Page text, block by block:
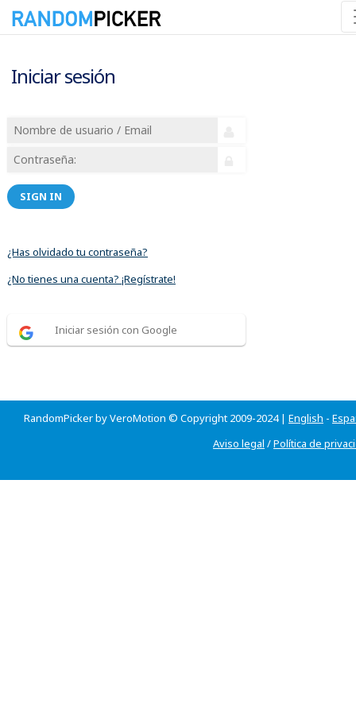
Iniciar sesión
SIGN IN
¿Has olvidado tu contraseña?
¿No tienes una cuenta? ¡Regístrate!
Iniciar sesión con Google
RandomPicker by VeroMotion © Copyright 2009-2024 | English -
Aviso legal /Política de